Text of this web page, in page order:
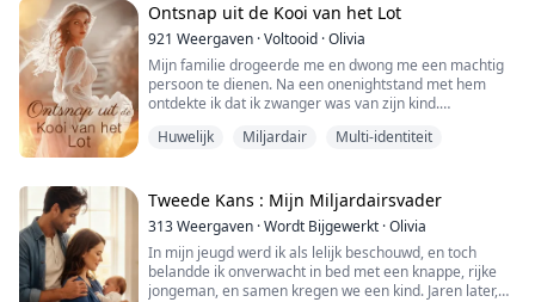
plotseling om te blijven.
——
Ik aarzelde...
Ontsnap uit de Kooi van het Lot
921 Weergaven ·Voltooid ·Olivia
Mijn familie drogeerde me en dwong me een machtig
persoon te dienen. Na een onenightstand met hem
ontdekte ik dat ik zwanger was van zijn kind.
Daarna sloot mijn familie me op en mishandelde me,
hadden beschouwd.
Ik besloot terug te vechten. Ik zou ontsnappen, alle
banden met hen verbreken...
Huwelijk Miljardair Multi-identiteit
Tweede Kans : Mijn Miljardairsvader
313Weergaven ·Wordt Bijgewerkt ·Olivia
In mijn jeugd werd ik als lelijk beschouwd, en toch
belandde ik onverwacht in bed met een knappe, rijke
jongeman, en samen kregen we een kind. Jaren later,